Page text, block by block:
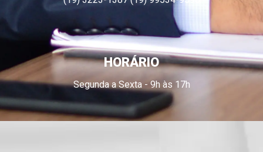
HORÁRIO
Segunda a Sexta - 9h às 17h